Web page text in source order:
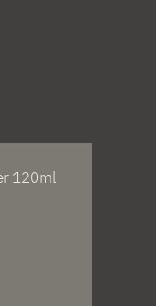
120ml